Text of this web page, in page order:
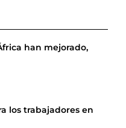
han mejorado,
los trabajadores en